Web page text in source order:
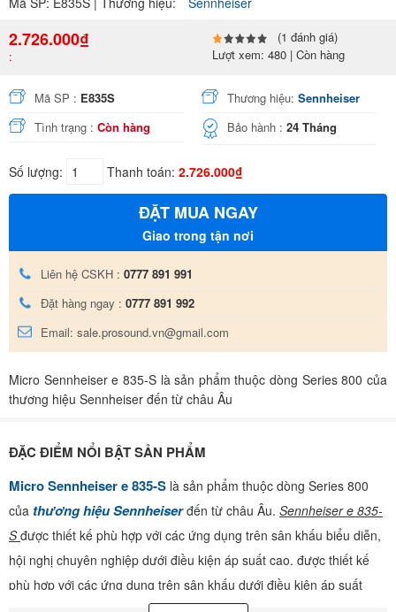
2.726.000₫
:
(1 đánh giá)
Lượt xem: 480 | Còn hàng
Mã SP : E835S Thương hiệu:Sennheiser
Tình trạng : Còn hàng Bảo hành :24 Tháng
Số lượng: Thanh toán: 2.726.000₫
ĐẶT MUA NGAY
Giao trong tận nơi
Liên hệ CSKH : 0777 891 991
Đặt hàng ngay : 0777 891 992
Email: sale.prosound.vn@gmail.com
Micro Sennheiser e 835-S là sản phẩm thuộc dòng Series 800 của
thương hiệu Sennheiser đến từ châu Âu
ĐẶC ĐIỂM NỔI BẬT SẢN PHẨM
Micro Sennheiser e 835-S là sản phẩm thuộc dòng Series 800
của thương hiệu Sennheiser đến từ châu Âu. Sennheiser e 835-
Sđược thiết kế phù hợp với các ứng dụng trên sân khấu biểu diễn,
hội nghị chuyên nghiệp dưới điều kiện áp suất cao. được thiết kế
phù hợp với các ứng dụng trên sân khấu dưới điều kiện áp suất